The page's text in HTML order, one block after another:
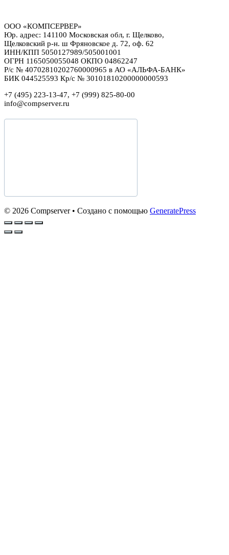
ООО «КОМПСЕРВЕР»
Юр. адрес: 141100 Московская обл, г. Щелково,
Щелковский р-н. ш Фряновское д. 72, оф. 62
ИНН/КПП 5050127989/505001001
ОГРН 1165050055048 ОКПО 04862247
Р/с № 40702810202760000965 в АО «АЛЬФА-БАНК»
БИК 044525593 Кр/с № 30101810200000000593
+7 (495) 223-13-47, +7 (999) 825-80-00
info@compserver.ru
© 2026 Compserver• Создано с помощью GeneratePress